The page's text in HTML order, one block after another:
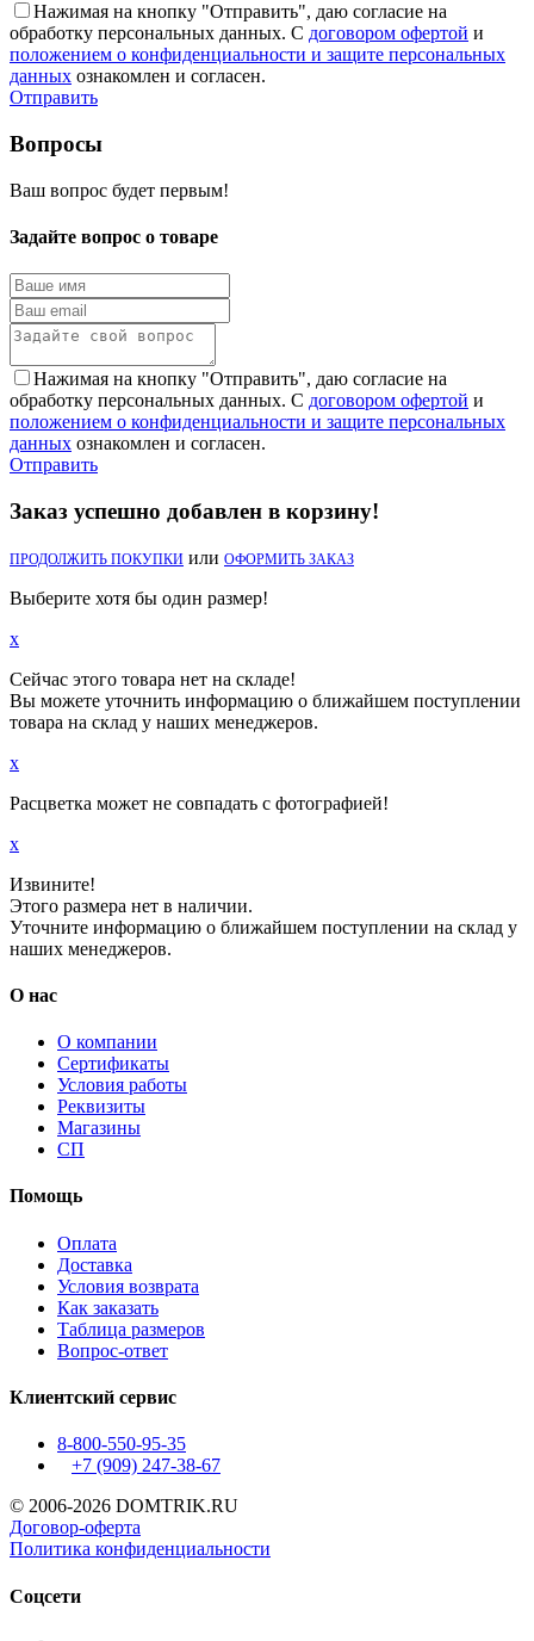
Нажимая на кнопку "Отправить", даю согласие на
обработку персональных данных. С договором офертой и
положением о конфиденциальности и защите персональных
данных ознакомлен и согласен.
Отправить
Вопросы
Ваш вопрос будет первым!
Задайте вопрос о товаре
Нажимая на кнопку "Отправить", даю согласие на
обработку персональных данных. С договором офертой и
положением о конфиденциальности и защите персональных
данных ознакомлен и согласен.
Отправить
Заказ успешно добавлен в корзину!
ПРОДОЛЖИТЬ ПОКУПКИ или ОФОРМИТЬ ЗАКАЗ
Выберите хотя бы один размер!
x
Сейчас этого товара нет на складе!
Вы можете уточнить информацию о ближайшем поступлении
товара на склад у наших менеджеров.
x
Расцветка может не совпадать с фотографией!
x
Извините!
Этого размера нет в наличии.
Уточните информацию о ближайшем поступлении на склад у
наших менеджеров.
О нас
О компании
Сертификаты
Условия работы
Реквизиты
Магазины
СП
Помощь
Оплата
Доставка
Условия возврата
Как заказать
Таблица размеров
Вопрос-ответ
Клиентский сервис
8-800-550-95-35
+7 (909) 247-38-67
© 2006-2026 DOMTRIK.RU
Договор-оферта
Политика конфиденциальности
Соцсети